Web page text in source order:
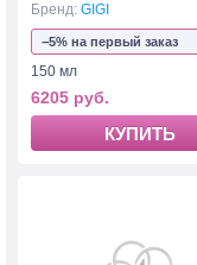
Бренд: GIGI
−5% на первый заказ
150 мл
6205 руб.
КУПИТЬ